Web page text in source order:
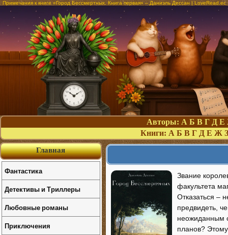
Примечания к книге «Город Бессмертных. Книга первая» – Даниэль Дессан | LoveRead.ec
Авторы: А Б В Г Д Е
Книги: А Б В Г Д Е Ж З
Звание
факультета
Отказаться –
предвидеть,
неожиданным
планов?
Главная
Фантастика
Детективы и Триллеры
Любовные романы
Приключения